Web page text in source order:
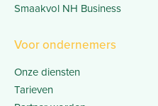
Smaakvol NH Business
Voor ondernemers
Onze diensten
Tarieven